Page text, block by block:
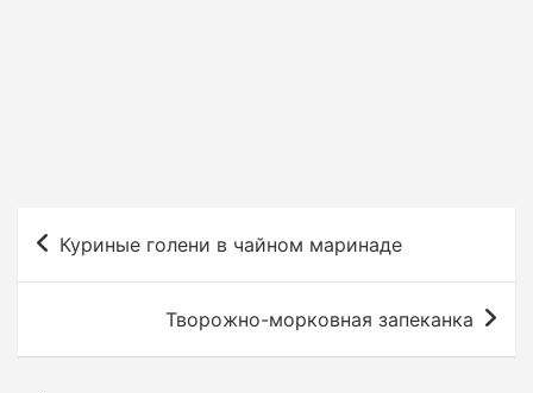
Куриные голени в чайном маринаде
Творожно-морковная запеканка